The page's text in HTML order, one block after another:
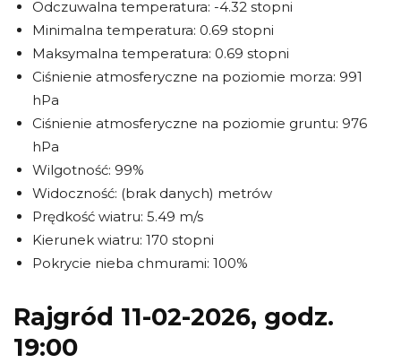
Odczuwalna temperatura: -4.32 stopni
Minimalna temperatura: 0.69 stopni
Maksymalna temperatura: 0.69 stopni
Ciśnienie atmosferyczne na poziomie morza: 991
hPa
Ciśnienie atmosferyczne na poziomie gruntu: 976
hPa
Wilgotność: 99%
Widoczność: (brak danych) metrów
Prędkość wiatru: 5.49 m/s
Kierunek wiatru: 170 stopni
Pokrycie nieba chmurami: 100%
Rajgród 11-02-2026, godz.
19:00